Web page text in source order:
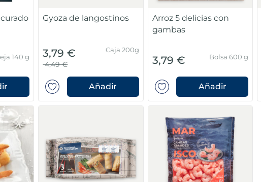
140 g
Gyoza de langostinos
3,79 €
4,49 €
Caja 200g
Añadir
Arroz 5 delicias con
gambas
3,79 € Bolsa 600 g
Añadir